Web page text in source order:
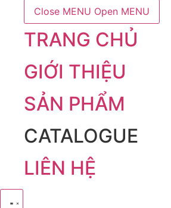
Close MENU Open MENU
TRANG CHỦ
GIỚI THIỆU
SẢN PHẨM
CATALOGUE
LIÊN HỆ